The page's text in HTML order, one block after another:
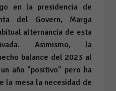
en la presidencia de
del Govern, Marga
alternancia de esta
Asimismo, la
balance del 2023 al
año "positivo" pero ha
la mesa la necesidad de